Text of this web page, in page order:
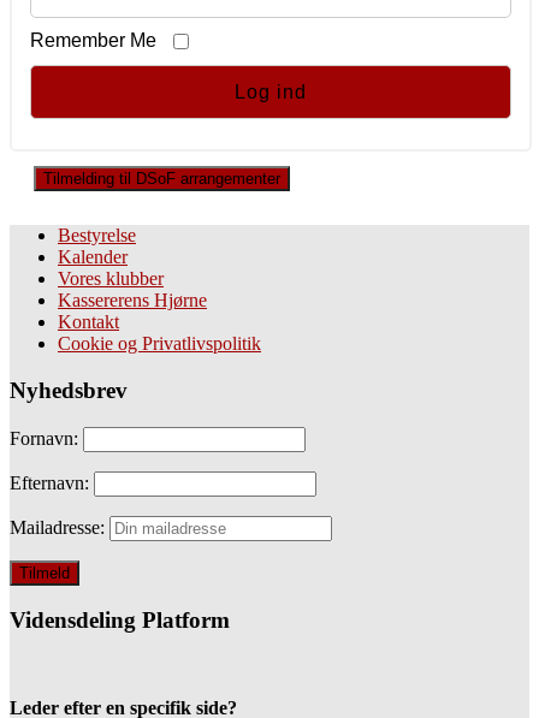
Remember Me
Tilmelding til DSoF arrangementer
Bestyrelse
Kalender
Vores klubber
Kassererens Hjørne
Kontakt
Cookie og Privatlivspolitik
Nyhedsbrev
Fornavn:
Efternavn:
Mailadresse:
Vidensdeling Platform
Leder efter en specifik side?